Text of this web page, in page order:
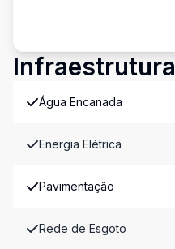
Infraestrutura
Água Encanada
Energia Elétrica
Pavimentação
Rede de Esgoto